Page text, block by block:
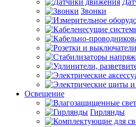
Звонки
Освещение
Гирлянды